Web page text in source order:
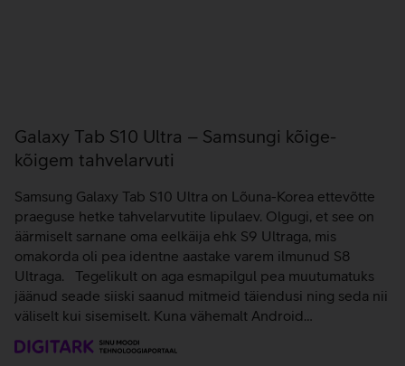
Galaxy Tab S10 Ultra – Samsungi kõige-
kõigem tahvelarvuti
Samsung Galaxy Tab S10 Ultra on Lõuna-Korea ettevõtte
praeguse hetke tahvelarvutite lipulaev. Olgugi, et see on
äärmiselt sarnane oma eelkäija ehk S9 Ultraga, mis
omakorda oli pea identne aastake varem ilmunud S8
Ultraga. Tegelikult on aga esmapilgul pea muutumatuks
jäänud seade siiski saanud mitmeid täiendusi ning seda nii
väliselt kui sisemiselt. Kuna vähemalt Android…